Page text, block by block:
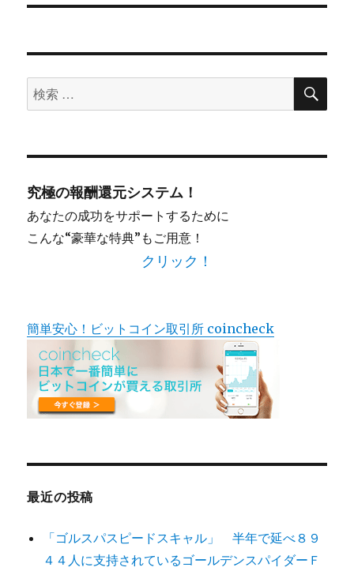
検
索
象:
検
究極の報酬還元システム！
あなたの成功をサポートするために
こんな“豪華な特典”もご用意！
クリック！
簡単安心！ビットコイン取引所 coincheck
最近の投稿
「ゴルスパスピードスキャル」 半年で延べ８９
４４人に支持されているゴールデンスパイダーＦ